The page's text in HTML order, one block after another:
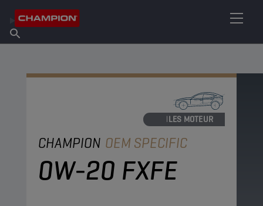
À propos de Champion
Trouver un point de vente
HUILES MOTEUR
CHAMPION OEM SPECIFIC
0W-20 FXFE